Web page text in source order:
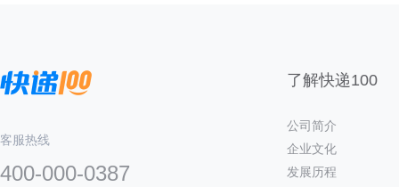
客服热线
400-000-0387
了解快递100
公司简介
企业文化
发展历程